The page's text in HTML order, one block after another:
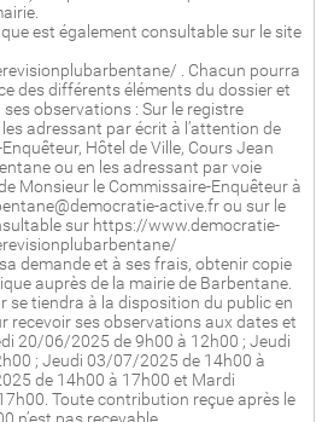
est également consultable sur le site
. Chacun pourra
des différents éléments du dossier et
observations : Sur le registre
adressant par écrit à l’attention de
Hôtel de Ville, Cours Jean
ou en les adressant par voie
Monsieur le Commissaire-Enquêteur à
active.fr ou sur le
sur https://www.democratie-
demande et à ses frais, obtenir copie
auprès de la mairie de Barbentane.
se tiendra à la disposition du public en
recevoir ses observations aux dates et
20/06/2025 de 9h00 à 12h00 ; Jeudi
; Jeudi 03/07/2025 de 14h00 à
de 14h00 à 17h00 et Mardi
Toute contribution reçue après le